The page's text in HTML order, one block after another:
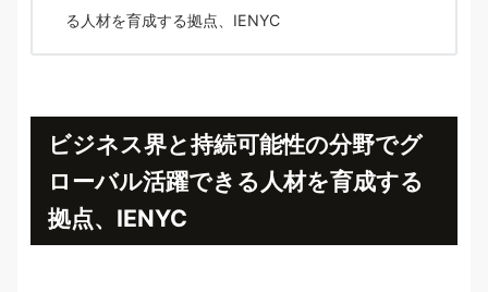
る人材を育成する拠点、IENYC
ビジネス界と持続可能性の分野でグ
ローバル活躍できる人材を育成する
拠点、IENYC